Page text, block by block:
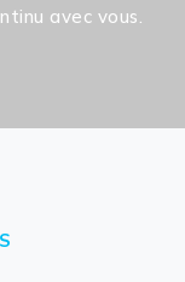
avec vous.